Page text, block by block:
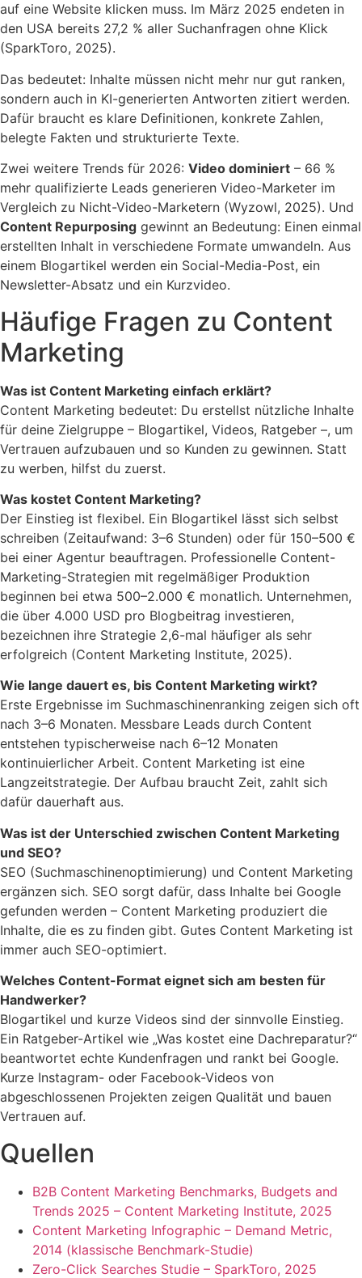
auf eine Website klicken muss. Im März 2025 endeten in
den USA bereits 27,2 % aller Suchanfragen ohne Klick
(SparkToro, 2025).
Das bedeutet: Inhalte müssen nicht mehr nur gut ranken,
sondern auch in KI-generierten Antworten zitiert werden.
Dafür braucht es klare Definitionen, konkrete Zahlen,
belegte Fakten und strukturierte Texte.
Zwei weitere Trends für 2026: Video dominiert – 66 %
mehr qualifizierte Leads generieren Video-Marketer im
Vergleich zu Nicht-Video-Marketern (Wyzowl, 2025). Und
Content Repurposing gewinnt an Bedeutung: Einen einmal
erstellten Inhalt in verschiedene Formate umwandeln. Aus
einem Blogartikel werden ein Social-Media-Post, ein
Newsletter-Absatz und ein Kurzvideo.
Häufige Fragen zu Content
Marketing
Was ist Content Marketing einfach erklärt?
Content Marketing bedeutet: Du erstellst nützliche Inhalte
für deine Zielgruppe – Blogartikel, Videos, Ratgeber –, um
Vertrauen aufzubauen und so Kunden zu gewinnen. Statt
zu werben, hilfst du zuerst.
Was kostet Content Marketing?
Der Einstieg ist flexibel. Ein Blogartikel lässt sich selbst
schreiben (Zeitaufwand: 3–6 Stunden) oder für 150–500 €
bei einer Agentur beauftragen. Professionelle Content-
Marketing-Strategien mit regelmäßiger Produktion
beginnen bei etwa 500–2.000 € monatlich. Unternehmen,
die über 4.000 USD pro Blogbeitrag investieren,
bezeichnen ihre Strategie 2,6-mal häufiger als sehr
erfolgreich (Content Marketing Institute, 2025).
Wie lange dauert es, bis Content Marketing wirkt?
Erste Ergebnisse im Suchmaschinenranking zeigen sich oft
nach 3–6 Monaten. Messbare Leads durch Content
entstehen typischerweise nach 6–12 Monaten
kontinuierlicher Arbeit. Content Marketing ist eine
Langzeitstrategie. Der Aufbau braucht Zeit, zahlt sich
dafür dauerhaft aus.
Was ist der Unterschied zwischen Content Marketing
und SEO?
SEO (Suchmaschinenoptimierung) und Content Marketing
ergänzen sich. SEO sorgt dafür, dass Inhalte bei Google
gefunden werden – Content Marketing produziert die
Inhalte, die es zu finden gibt. Gutes Content Marketing ist
immer auch SEO-optimiert.
Welches Content-Format eignet sich am besten für
Handwerker?
Blogartikel und kurze Videos sind der sinnvolle Einstieg.
Ein Ratgeber-Artikel wie „Was kostet eine Dachreparatur?“
beantwortet echte Kundenfragen und rankt bei Google.
Kurze Instagram- oder Facebook-Videos von
abgeschlossenen Projekten zeigen Qualität und bauen
Vertrauen auf.
Quellen
B2B Content Marketing Benchmarks, Budgets and
Trends 2025 – Content Marketing Institute, 2025
Content Marketing Infographic – Demand Metric,
2014 (klassische Benchmark-Studie)
Zero-Click Searches Studie – SparkToro, 2025